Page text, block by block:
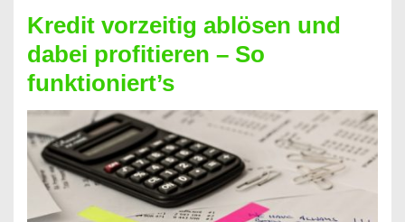
Kredit
berechnen
–
Mit
diesen
Regeln!
Kredit vorzeitig ablösen und
dabei profitieren – So
funktioniert’s